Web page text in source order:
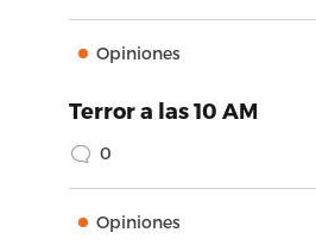
Opiniones
Terror a las 10 AM
0
Opiniones